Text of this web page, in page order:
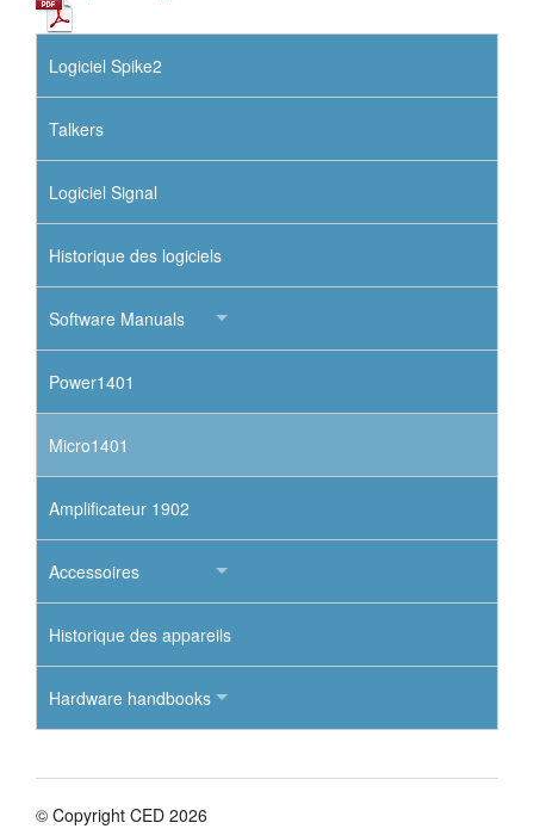
Logiciel Spike2
Talkers
Logiciel Signal
Historique des logiciels
Software Manuals
Power1401
Micro1401
Amplificateur 1902
Accessoires
Historique des appareils
Hardware handbooks
© Copyright CED 2026